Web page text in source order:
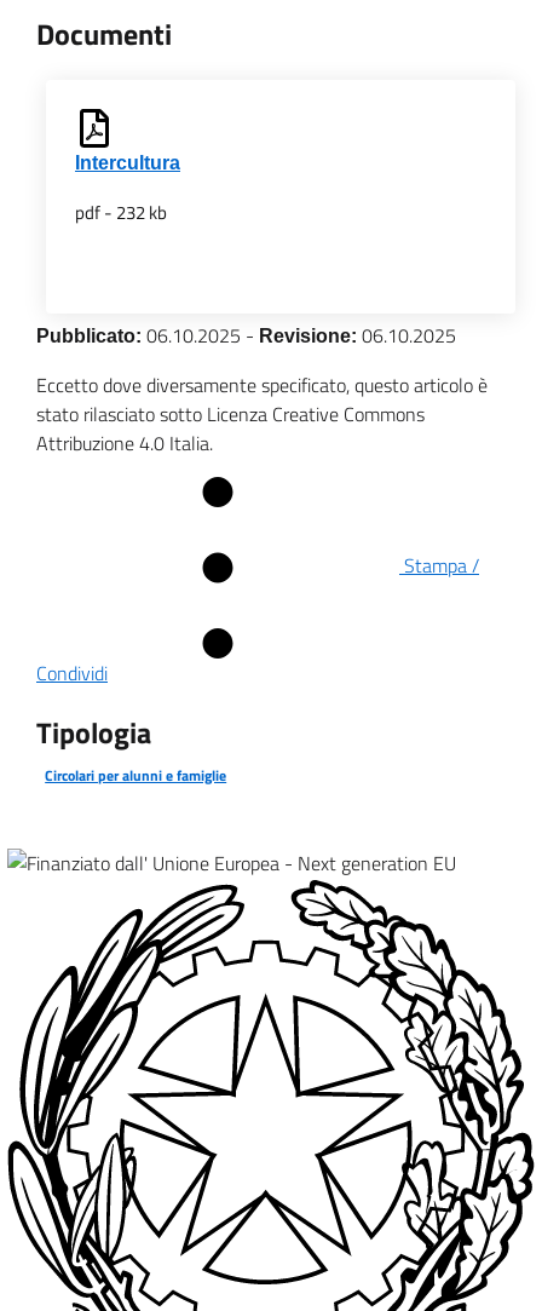
Documenti
Intercultura
pdf - 232 kb
Pubblicato: 06.10.2025 - Revisione: 06.10.2025
Eccetto dove diversamente specificato, questo articolo è
stato rilasciato sotto Licenza Creative Commons
Attribuzione 4.0 Italia.
Stampa /
Condividi
Tipologia
Circolari per alunni e famiglie